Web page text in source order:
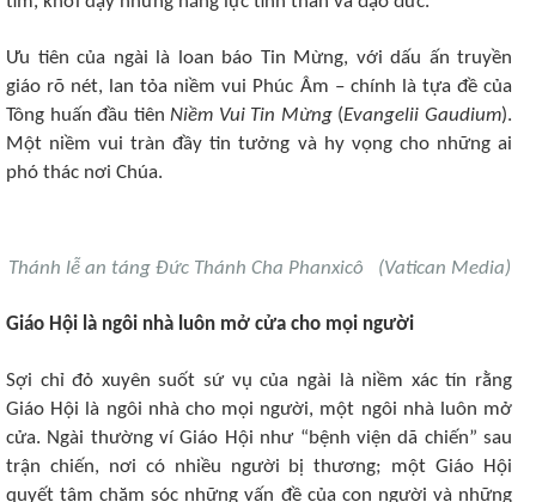
Ưu tiên của ngài là loan báo Tin Mừng, với dấu ấn truyền
giáo rõ nét, lan tỏa niềm vui Phúc Âm – chính là tựa đề của
Tông huấn đầu tiênNiềm Vui Tin Mừng(Evangelii Gaudium).
Một niềm vui tràn đầy tin tưởng và hy vọng cho những ai
phó thác nơi Chúa.
Thánh lễ an táng Đức Thánh Cha Phanxicô (Vatican Media)
Giáo Hội là ngôi nhà luôn mở cửa cho mọi người
Sợi chỉ đỏ xuyên suốt sứ vụ của ngài là niềm xác tín rằng
Giáo Hội là ngôi nhà cho mọi người, một ngôi nhà luôn mở
cửa. Ngài thường ví Giáo Hội như “bệnh viện dã chiến” sau
trận chiến, nơi có nhiều người bị thương; một Giáo Hội
quyết tâm chăm sóc những vấn đề của con người và những